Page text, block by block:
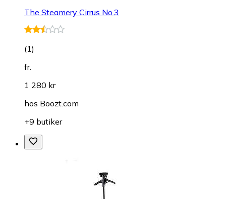
The Steamery Cirrus No.3
(1)
fr.
1 280 kr
hos Boozt.com
+9 butiker